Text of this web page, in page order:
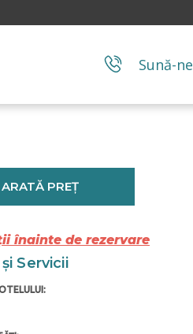
Sună-ne
ARATĂ PREȚ
înainte de rezervare
Servicii